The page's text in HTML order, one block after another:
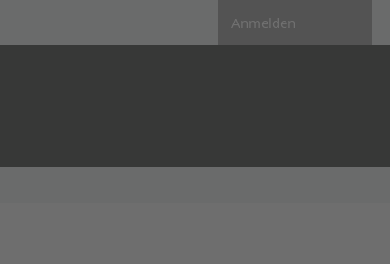
Anmelden